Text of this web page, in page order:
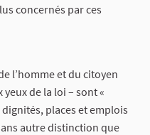
concernés par ces
l’homme et du citoyen
yeux de la loi – sont «
places et emplois
autre distinction que